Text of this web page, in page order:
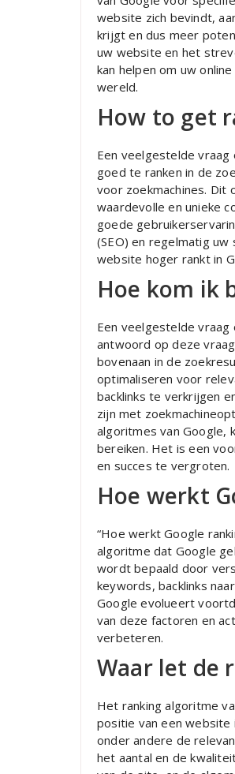
website zich bevindt,
krijgt en dus meer
uw website en het
kan helpen om uw
wereld.
How to get
Een veelgestelde vraag
goed te ranken in de
voor zoekmachines. Dit
waardevolle en unieke
goede
(SEO) en regelmatig
website hoger rankt in
Hoe kom ik
Een veelgestelde vraag
antwoord op deze
bovenaan in de
optimaliseren voor
backlinks te verkrijgen
zijn met
algoritmes van Google,
bereiken. Het is een
en succes te vergroten.
Hoe werkt
“Hoe werkt Google
algoritme dat Google
wordt bepaald door
keywords, backlinks
Google evolueert
van deze factoren en
verbeteren.
Waar let de
Het ranking algoritme
positie van een website
onder andere de
het aantal en de